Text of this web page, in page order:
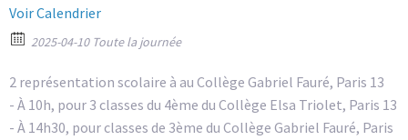
Voir Calendrier
2025-04-10 Toute la journée
2 représentation scolaire à au Collège Gabriel Fauré, Paris 13
- À 10h, pour 3 classes du 4ème du Collège Elsa Triolet, Paris 13
- À 14h30, pour classes de 3ème du Collège Gabriel Fauré, Paris